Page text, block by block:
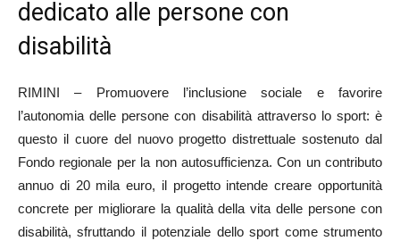
dedicato alle persone con
disabilità
RIMINI – Promuovere l’inclusione sociale e favorire
l’autonomia delle persone con disabilità attraverso lo sport: è
questo il cuore del nuovo progetto distrettuale sostenuto dal
Fondo regionale per la non autosufficienza. Con un contributo
annuo di 20 mila euro, il progetto intende creare opportunità
concrete per migliorare la qualità della vita delle persone con
disabilità, sfruttando il potenziale dello sport come strumento